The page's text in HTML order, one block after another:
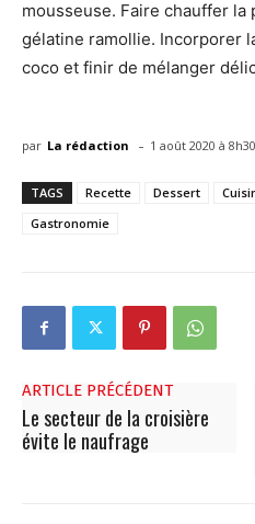
mousseuse. Faire chauffer
gélatine ramollie. Incorporer
coco et finir de mélanger
par La rédaction - 1 août 2020 à 8h30
TAGS Recette Dessert
Gastronomie
ARTICLE PRÉCÉDENT
Le secteur de la croisière
évite le naufrage